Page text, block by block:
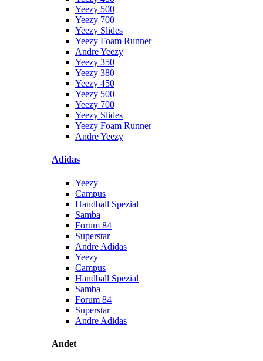
Yeezy 500
Yeezy 700
Yeezy Slides
Yeezy Foam Runner
Andre Yeezy
Yeezy 350
Yeezy 380
Yeezy 450
Yeezy 500
Yeezy 700
Yeezy Slides
Yeezy Foam Runner
Andre Yeezy
Adidas
Yeezy
Campus
Handball Spezial
Samba
Forum 84
Superstar
Andre Adidas
Yeezy
Campus
Handball Spezial
Samba
Forum 84
Superstar
Andre Adidas
Andet